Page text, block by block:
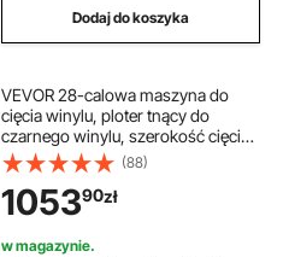
Dodaj do koszyka
VEVOR 28-calowa maszyna do
cięcia winylu, ploter tnący do
czarnego winylu, szerokość cięcia
630 mm, ploter tnący ze stojakiem
(88)
105390zł
w magazynie.